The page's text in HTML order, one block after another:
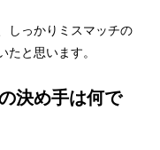
しっかりミスマッチの
と思います。
決め手は何で